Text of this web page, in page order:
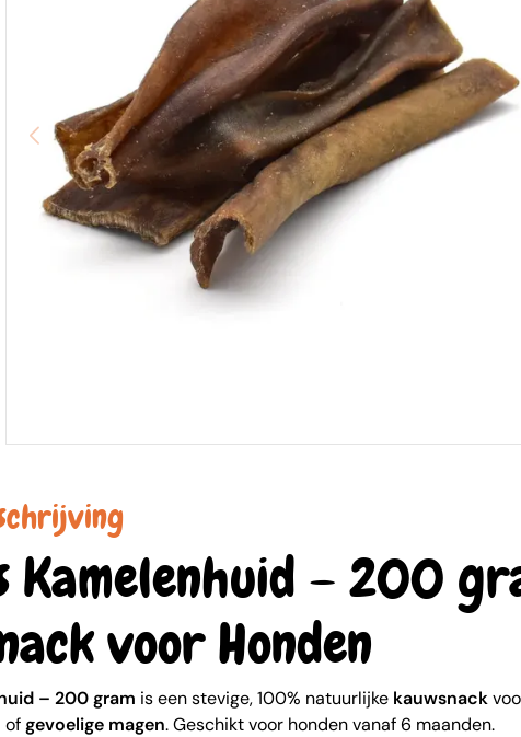
Kamelenhuid – 200
voor Honden
– 200 gram is een stevige, 100% natuurlijke kauwsnack
ofgevoelige magen. Geschikt voor honden vanaf 6 maanden.